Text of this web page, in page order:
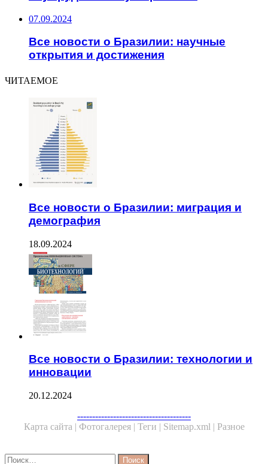
07.09.2024
Все новости о Бразилии: научные
открытия и достижения
ЧИТАЕМОЕ
Все новости о Бразилии: миграция и
демография
18.09.2024
Все новости о Бразилии: технологии и
инновации
20.12.2024
--------------------------------------
Карта сайта | Фотогалерея | Теги | Sitemap.xml | Разное
Close
Найти: